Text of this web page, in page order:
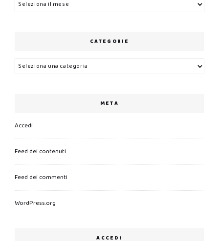
CATEGORIE
Categorie
META
Accedi
Feed dei contenuti
Feed dei commenti
WordPress.org
ACCEDI